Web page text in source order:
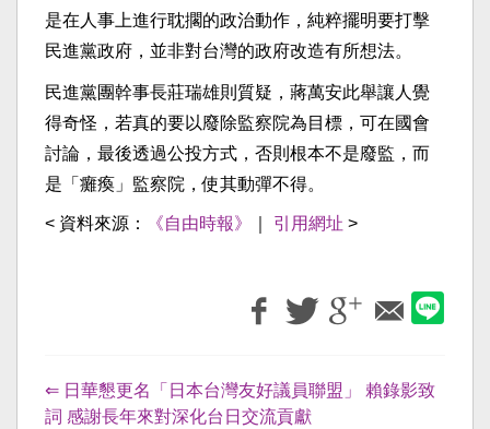
是在人事上進行耽擱的政治動作，純粹擺明要打擊
民進黨政府，並非對台灣的政府改造有所想法。
民進黨團幹事長莊瑞雄則質疑，蔣萬安此舉讓人覺
得奇怪，若真的要以廢除監察院為目標，可在國會
討論，最後透過公投方式，否則根本不是廢監，而
是「癱瘓」監察院，使其動彈不得。
< 資料來源： 《自由時報》 引用網址 >
⇐ 日華懇更名「日本台灣友好議員聯盟」 賴錄影致
詞 感謝長年來對深化台日交流貢獻